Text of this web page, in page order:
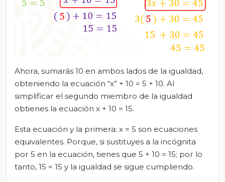
Ahora, sumarás 10 en ambos lados de la igualdad,
obteniendo la ecuación “x” + 10 = 5 + 10. Al
simplificar el segundo miembro de la igualdad
obtienes la ecuación x + 10 = 15.
Esta ecuación y la primera: x = 5 son ecuaciones
equivalentes. Porque, si sustituyes a la incógnita
por 5 en la ecuación, tienes que 5 + 10 = 15; por lo
tanto, 15 = 15 y la igualdad se sigue cumpliendo.